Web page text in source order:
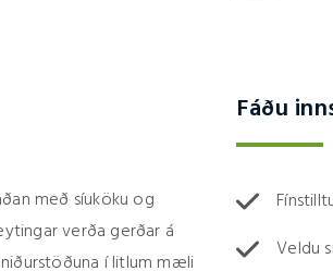
með síuköku og
verða gerðar á
í litlum mæli
Fáðu
Veldu